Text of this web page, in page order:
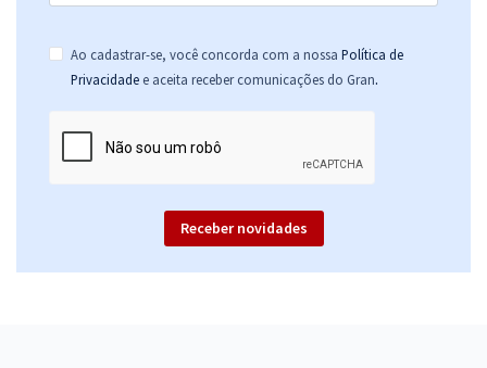
Ao cadastrar-se, você concorda com a nossa Política de
Privacidade e aceita receber comunicações do Gran.
Receber novidades